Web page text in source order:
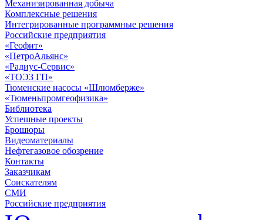
Механизированная добыча
Комплексные решения
Интегрированные программные решения
Российские предприятия
«Геофит»
«ПетроАльянс»
«Радиус-Сервис»
«ТОЭЗ ГП»
Тюменские насосы «Шлюмберже»
«Тюменьпромгеофизика»
Библиотека
Успешные проекты
Брошюры
Видеоматериалы
Нефтегазовое обозрение
Контакты
Заказчикам
Соискателям
СМИ
Российские предприятия